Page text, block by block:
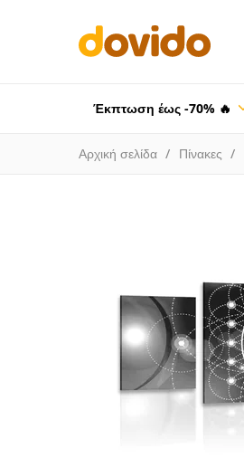
Έκπτωση έως -70% 🔥
Αρχική σελίδα Πίνακες